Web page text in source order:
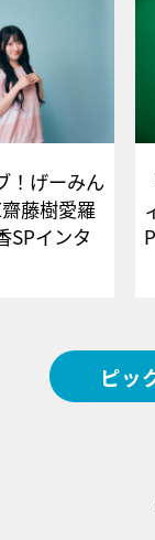
！げーみん
藤樹愛羅
SPインタ
ピッ